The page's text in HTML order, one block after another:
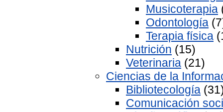
Musicoterapia
Odontología
Terapia física
Nutrición (15)
Veterinaria (21)
Ciencias de la
Bibliotecología
Comunicación